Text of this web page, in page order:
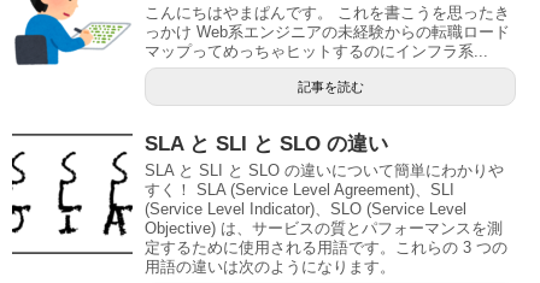
こんにちはやまぱんです。 これを書こうを思ったき
っかけ Web系エンジニアの未経験からの転職ロード
マップってめっちゃヒットするのにインフラ系...
記事を読む
SLA と SLI と SLO の違い
SLA と SLI と SLO の違いについて簡単にわかりや
すく！ SLA (Service Level Agreement)、SLI
(Service Level Indicator)、SLO (Service Level
Objective) は、サービスの質とパフォーマンスを測
定するために使用される用語です。これらの 3 つの
用語の違いは次のようになります。